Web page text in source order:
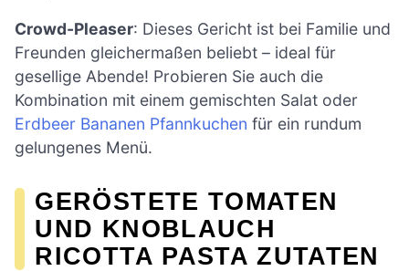
Crowd-Pleaser: Dieses Gericht ist bei Familie und
Freunden gleichermaßen beliebt – ideal für
gesellige Abende! Probieren Sie auch die
Kombination mit einem gemischten Salat oder
Erdbeer Bananen Pfannkuchen für ein rundum
gelungenes Menü.
GERÖSTETE TOMATEN
UND KNOBLAUCH
RICOTTA PASTA ZUTATEN